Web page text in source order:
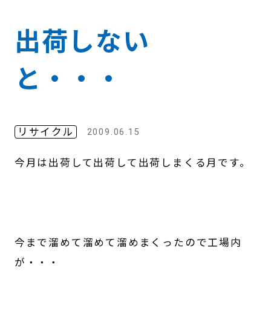
出荷しない
と・・・
リサイクル 2009.06.15
今月は出荷して出荷して出荷しまくる月です。
今まで溜めて溜めて溜めまくったので工場内
が・・・